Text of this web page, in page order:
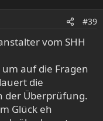
#39
vom SHH
auf die Fragen
die
der Überprüfung.
Glück eh